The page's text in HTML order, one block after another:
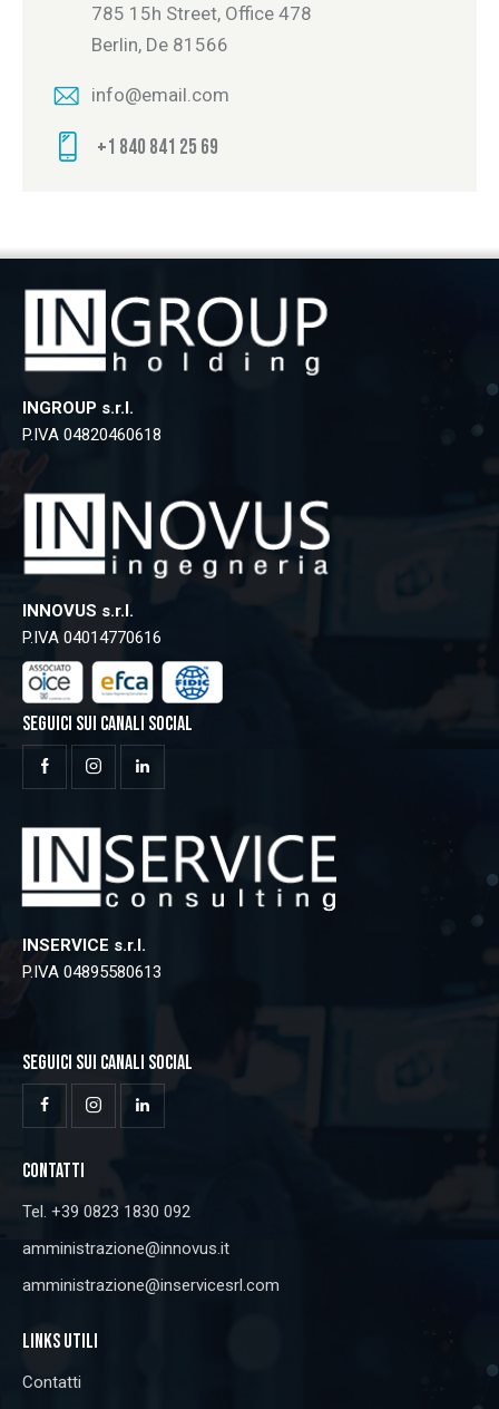
785 15h Street, Office 478
Berlin, De 81566
info@email.com
+1 840 841 25 69
INGROUP s.r.l.
P.IVA 04820460618
INNOVUS s.r.l.
P.IVA 04014770616
SEGUICI SUI CANALI SOCIAL
INSERVICE s.r.l.
P.IVA 04895580613
SEGUICI SUI CANALI SOCIAL
CONTATTI
Tel. +39 0823 1830 092
amministrazione@innovus.it
amministrazione@inservicesrl.com
LINKS UTILI
Contatti